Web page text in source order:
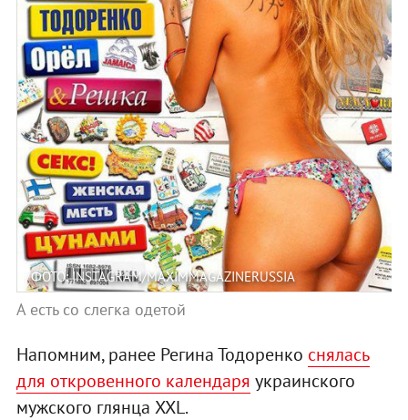
ФОТО: INSTAGRAM/MAXIMMAGAZINERUSSIA
А есть со слегка одетой
Напомним, ранее Регина Тодоренко снялась
для откровенного календаря украинского
мужского глянца XXL.